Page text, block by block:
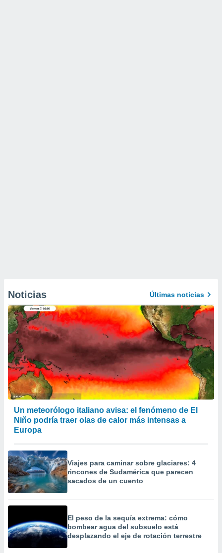
Noticias Últimas noticias
Un meteorólogo italiano avisa: el fenómeno de El
Niño podría traer olas de calor más intensas a
Europa
Viajes para caminar sobre glaciares: 4
rincones de Sudamérica que parecen
sacados de un cuento
El peso de la sequía extrema: cómo
bombear agua del subsuelo está
desplazando el eje de rotación terrestre